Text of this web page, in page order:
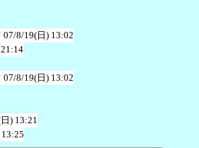
07/8/19(日) 13:02
07/8/19(日) 13:02
) 13:21